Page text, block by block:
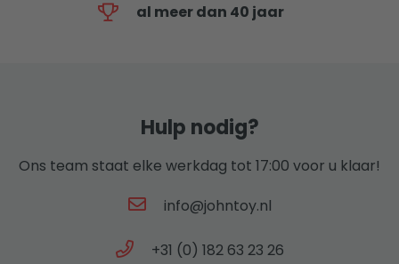
al meer dan 40 jaar
Hulp nodig?
Ons team staat elke werkdag tot 17:00 voor u klaar!
info@johntoy.nl
+31 (0) 182 63 23 26